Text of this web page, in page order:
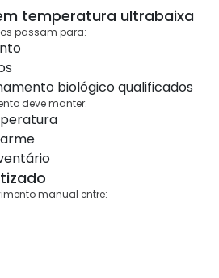
temperatura ultrabaixa
passam para:
biológico qualificados
deve manter:
manual entre: